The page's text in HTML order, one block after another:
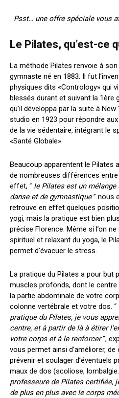
Psst… une offre spéciale vous
Le Pilates, qu’est-ce
La méthode Pilates renvoie à
gymnaste né en 1883. Il fut
physiques dits «Contrology» qui
blessés durant et suivant la 1ère
qu’il développa par la suite à
studio en 1923 pour répondre
de la vie sédentaire, intégrant le
«Santé Globale».
Beaucoup apparentent le Pilates
de nombreuses différences entre
effet, “ le Pilates estun mélange
danse et de gymnastique” nous
retrouve en effet quelques
yogi, mais la pratique est bien
précise Florence. Même si l’on
spirituel et relaxant du yoga, le
permet d’évacuer le stress.
La pratique du Pilates a pour but
muscles profonds, dont le centre
la partie abdominale de votre
colonne vertébrale et votre dos. “
pratique du Pilates, je vous
centre, et à partir de là à étirer
votre corps et à le renforcer”,
vous permet ainsi d’améliorer, de
prévenir et soulager d’éventuels
maux de dos (scoliose,
professeurede Pilates certifiée,
de plus en plus avec le corps